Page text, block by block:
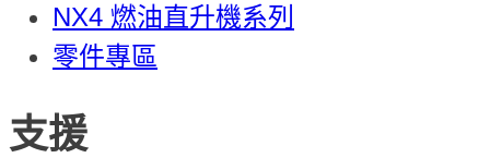
NX4 燃油直升機系列
零件專區
支援